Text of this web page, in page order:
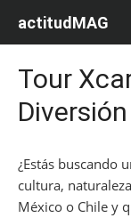
actitudMAG
Tour
¿Estás buscando
cultura,
México o Chile y